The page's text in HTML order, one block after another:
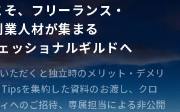
、フリーランス・
業人材が集まる
ッショナルギルドへ
ただくと独立時のメリット・デメリ
を集約した資料のお渡し、クロ
へのご招待、専属担当による非公開